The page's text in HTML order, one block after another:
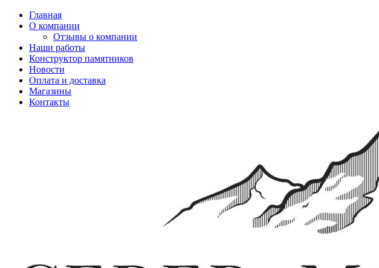
Главная
О компании
Отзывы о компании
Наши работы
Конструктор памятников
Новости
Оплата и доставка
Магазины
Контакты